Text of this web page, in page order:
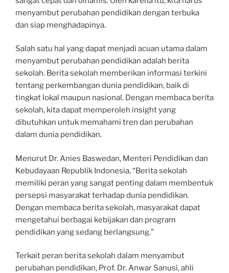
menyambut perubahan pendidikan dengan terbuka
dan siap menghadapinya.
Salah satu hal yang dapat menjadi acuan utama dalam
menyambut perubahan pendidikan adalah berita
sekolah. Berita sekolah memberikan informasi terkini
tentang perkembangan dunia pendidikan, baik di
tingkat lokal maupun nasional. Dengan membaca berita
sekolah, kita dapat memperoleh insight yang
dibutuhkan untuk memahami tren dan perubahan
dalam dunia pendidikan.
Menurut Dr. Anies Baswedan, Menteri Pendidikan dan
Kebudayaan Republik Indonesia, “Berita sekolah
memiliki peran yang sangat penting dalam membentuk
persepsi masyarakat terhadap dunia pendidikan.
Dengan membaca berita sekolah, masyarakat dapat
mengetahui berbagai kebijakan dan program
pendidikan yang sedang berlangsung.”
Terkait peran berita sekolah dalam menyambut
perubahan pendidikan, Prof. Dr. Anwar Sanusi, ahli